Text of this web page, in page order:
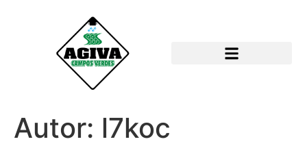
Autor: l7koc